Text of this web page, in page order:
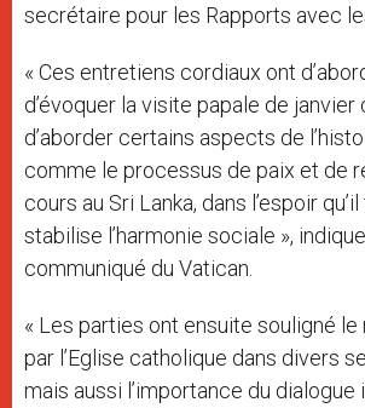
secrétaire pour les Rapports avec
« Ces entretiens cordiaux ont
d’évoquer la visite papale de janvier
d’aborder certains aspects de
comme le processus de paix et de
cours au Sri Lanka, dans l’espoir
stabilise l’harmonie sociale »,
communiqué du Vatican.
« Les parties ont ensuite souligné
par l’Eglise catholique dans divers
mais aussi l’importance du dialogue